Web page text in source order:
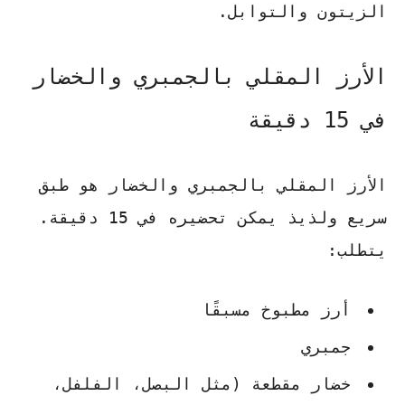
الزيتون والتوابل.
الأرز المقلي بالجمبري والخضار
في 15 دقيقة
الأرز المقلي بالجمبري والخضار هو طبق
سريع ولذيذ يمكن تحضيره في 15 دقيقة.
يتطلب:
أرز مطبوخ مسبقًا
جمبري
خضار مقطعة (مثل البصل، الفلفل،